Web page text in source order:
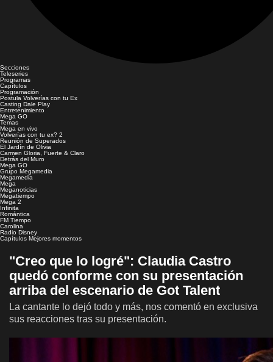
Secciones
Teleseries
Programas
Capítulos
Programación
Postula Volverías con tu Ex
Casting Dale Play
Entretenimiento
Mega GO
Temas
Mega en vivo
Volverías con tu ex? 2
Reunión de Superados
El Jardín de Olivia
Carmen Gloria, Fuerte & Claro
Detrás del Muro
Mega GO
Grupo Megamedia
Megamedia
Mega
Meganoticias
Megatiempo
Mega 2
Infinita
Romántica
FM Tiempo
Carolina
Radio Disney
Capítulos Mejores momentos
"Creo que lo logré": Claudia Castro
quedó conforme con su presentación
arriba del escenario de Got Talent
La cantante lo dejó todo y más, nos comentó en exclusiva
sus reacciones tras su presentación.